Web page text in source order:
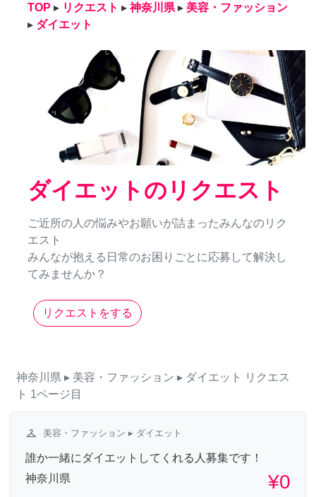
TOP ▸ リクエスト ▸ 神奈川県 ▸ 美容・ファッション
▸ ダイエット
ダイエットのリクエスト
ご近所の人の悩みやお願いが詰まったみんなのリク
エスト
みんなが抱える日常のお困りごとに応募して解決し
てみませんか？
リクエストをする
神奈川県 ▸ 美容・ファッション ▸ ダイエット
リクエス
ト 1ページ目
checkroom 美容・ファッション ▸ ダイエット
誰か一緒にダイエットしてくれる人募集です！
神奈川県
¥0